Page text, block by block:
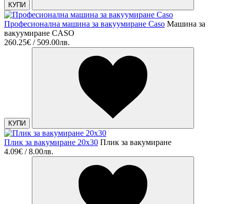
КУПИ
Професионална машина за вакуумиране Caso Машина за
вакуумиране CASO
260.25€ / 509.00лв.
КУПИ
Плик за вакумиране 20х30 Плик за вакумиране
4.09€ / 8.00лв.